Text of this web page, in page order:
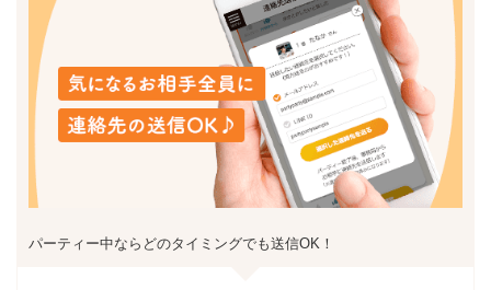
パーティー中ならどのタイミングでも送信OK！